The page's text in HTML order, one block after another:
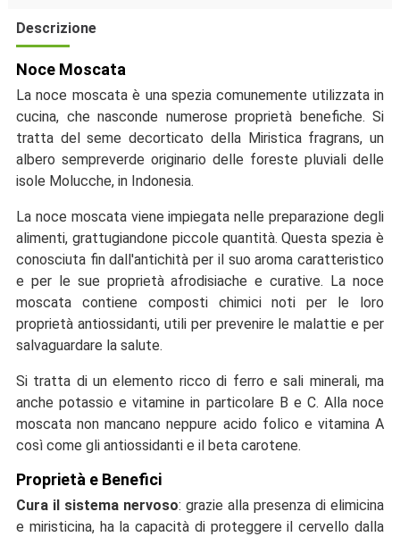
Descrizione
Noce Moscata
La noce moscata è una spezia comunemente utilizzata in
cucina, che nasconde numerose proprietà benefiche. Si
tratta del seme decorticato della Miristica fragrans, un
albero sempreverde originario delle foreste pluviali delle
isole Molucche, in Indonesia.
La noce moscata viene impiegata nelle preparazione degli
alimenti, grattugiandone piccole quantità. Questa spezia è
conosciuta fin dall'antichità per il suo aroma caratteristico
e per le sue proprietà afrodisiache e curative. La noce
moscata contiene composti chimici noti per le loro
proprietà antiossidanti, utili per prevenire le malattie e per
salvaguardare la salute.
Si tratta di un elemento ricco di ferro e sali minerali, ma
anche potassio e vitamine in particolare B e C. Alla noce
moscata non mancano neppure acido folico e vitamina A
così come gli antiossidanti e il beta carotene.
Proprietà e Benefici
Cura il sistema nervoso: grazie alla presenza di elimicina
e miristicina, ha la capacità di proteggere il cervello dalla